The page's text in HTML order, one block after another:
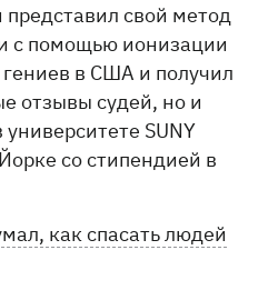
свой метод
с помощью ионизации
в США и получил
отзывы судей, но и
SUNY
со стипендией в
как спасать людей